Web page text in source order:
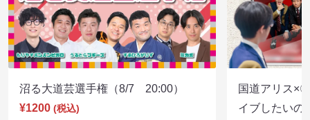
沼る大道芸選手権（8/7 20:00）
¥1200 (税込)
国道アリス×
イブしたいの